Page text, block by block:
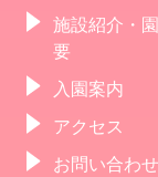
施設紹介・
要
入園案内
アクセス
お問い合わせ